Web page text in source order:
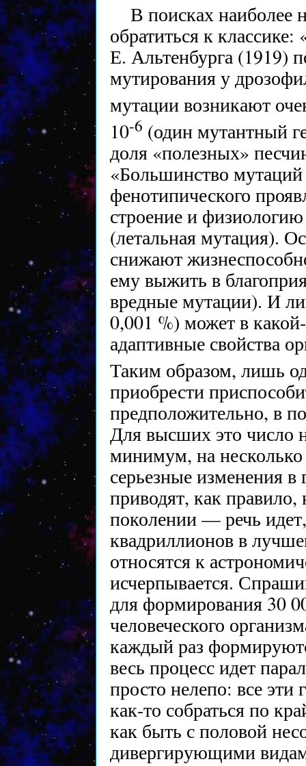
В поисках наиболее
обратиться к
Е. Альтенбурга (1919)
мутирования у
мутации возникают
10-6 (один мутантный
доля «полезных»
«Большинство
фенотипического
строение и физиологию
(летальная мутация).
снижают
ему выжить в
вредные мутации). И
0,001 %) может в
адаптивные свойства
Таким образом, лишь
приобрести
предположительно, в
Для высших это число
минимум, на несколько
серьезные изменения
приводят, как
поколении — речь
квадриллионов в
относятся к
исчерпывается.
для формирования 30
человеческого
каждый раз
весь процесс идет
просто нелепо: все
как-то собраться по
как быть с половой
дивергирующими